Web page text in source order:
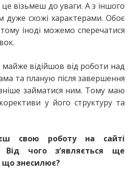
візьмеш до уваги. А з іншого
дуже схожі характерами. Обоє
іноді можемо сперечатися
майже відійшов від роботи над
та планую після завершення
займатися ним. Тому маю
у його структуру та
свою роботу на сайті
чого з’являється ще
що знесилює?